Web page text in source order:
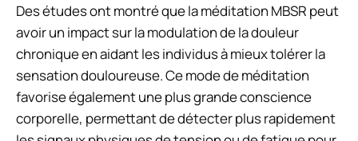
Des études ont montré que la méditation MBSR peut
avoir un impact sur la modulation de la douleur
chronique en aidant les individus à mieux tolérer la
sensation douloureuse. Ce mode de méditation
favorise également une plus grande conscience
corporelle, permettant de détecter plus rapidement